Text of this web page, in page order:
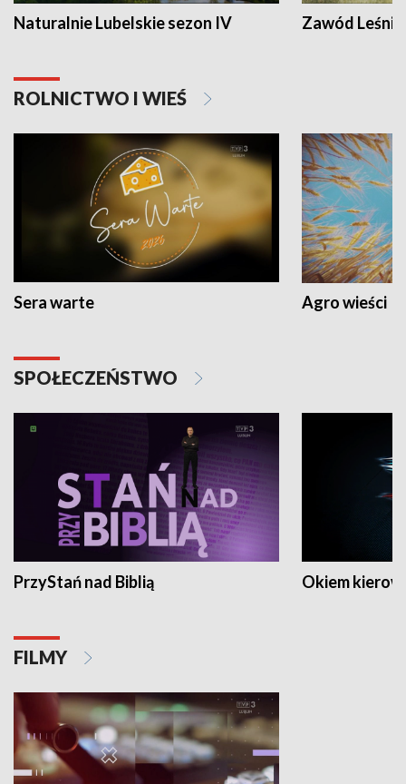
Naturalnie Lubelskie sezon IV Zawód Leśnik
ROLNICTWO I WIEŚ
Sera warte Agro wieści
SPOŁECZEŃSTWO
PrzyStań nad Biblią Okiem
FILMY